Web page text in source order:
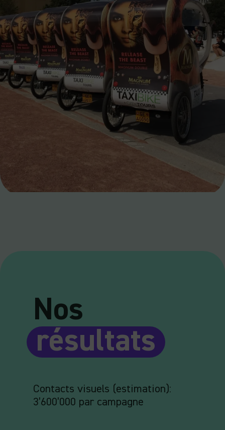
Nos
résultats
Contacts visuels (estimation):
3’600’000 par campagne